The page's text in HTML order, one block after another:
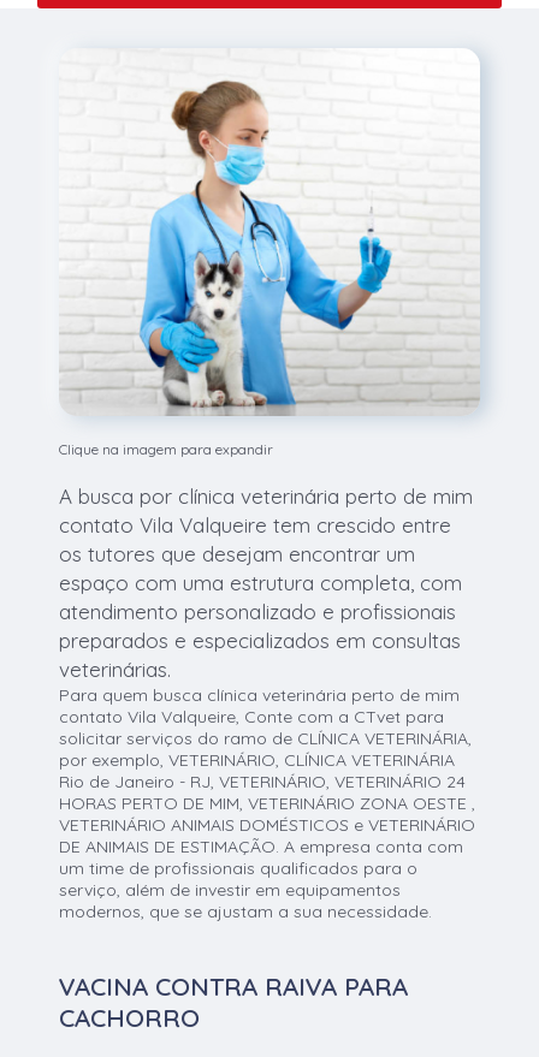
Clique na imagem para expandir
A busca por clínica veterinária perto de mim
contato Vila Valqueire tem crescido entre
os tutores que desejam encontrar um
espaço com uma estrutura completa, com
atendimento personalizado e profissionais
preparados e especializados em consultas
veterinárias.
Para quem busca clínica veterinária perto de mim
contato Vila Valqueire, Conte com a CTvet para
solicitar serviços do ramo de CLÍNICA VETERINÁRIA,
por exemplo, VETERINÁRIO, CLÍNICA VETERINÁRIA
Rio de Janeiro - RJ, VETERINÁRIO, VETERINÁRIO 24
HORAS PERTO DE MIM, VETERINÁRIO ZONA OESTE ,
VETERINÁRIO ANIMAIS DOMÉSTICOS e VETERINÁRIO
DE ANIMAIS DE ESTIMAÇÃO. A empresa conta com
um time de profissionais qualificados para o
serviço, além de investir em equipamentos
modernos, que se ajustam a sua necessidade.
VACINA CONTRA RAIVA PARA
CACHORRO